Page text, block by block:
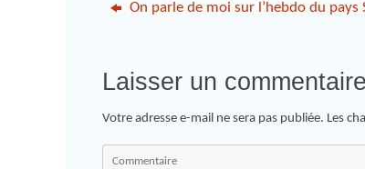
On parle de moi sur l’hebdo du pays
Laisser un commentaire
Votre adresse e-mail ne sera pas publiée. Les